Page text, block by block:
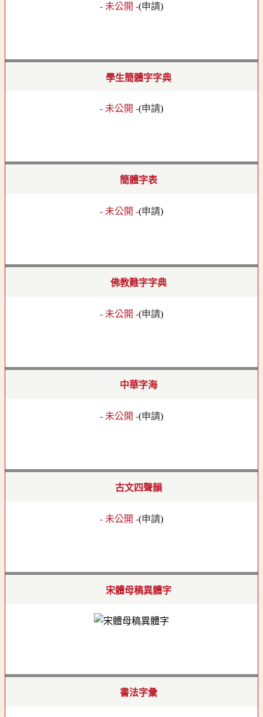
- 未公開 -(申請)
學生簡體字字典
- 未公開 -(申請)
簡體字表
- 未公開 -(申請)
佛教難字字典
- 未公開 -(申請)
中華字海
- 未公開 -(申請)
古文四聲韻
- 未公開 -(申請)
宋體母稿異體字
書法字彙